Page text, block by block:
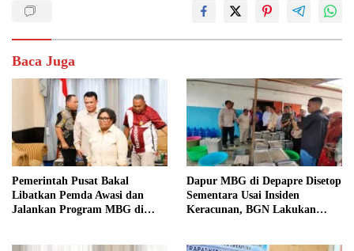
Baca Juga
Pemerintah Pusat Bakal
Libatkan Pemda Awasi dan
Jalankan Program MBG di
Dapur MBG di Depapre Disetop
Sementara Usai Insiden
Keracunan, BGN Lakukan